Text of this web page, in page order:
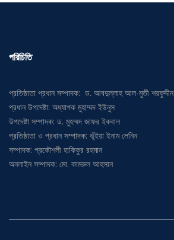
পরিচিতি
প্রতিষ্ঠাতা প্রধান সম্পাদক: ড. আবদুল্লাহ আল-মুতী শরফুদ্দীন
প্রধান উপদেষ্টা: অধ্যাপক মুহাম্মদ ইউনুস
উপদেষ্টা সম্পাদক: ড. মুহম্মদ জাফর ইকবাল
প্রতিষ্ঠাতা ও প্রধান সম্পাদক: ভূঁইয়া ইনাম লেনিন
সম্পাদক: প্রকৌশলী হাকিকুর রহমান
অনলাইন সম্পাদক: মো. কামরুল আহসান